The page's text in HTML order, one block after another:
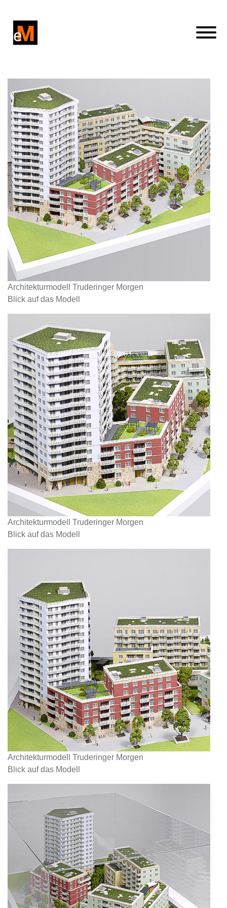
Architekturmodell Truderinger Morgen
Blick auf das Modell
Architekturmodell Truderinger Morgen
Blick auf das Modell
Architekturmodell Truderinger Morgen
Blick auf das Modell